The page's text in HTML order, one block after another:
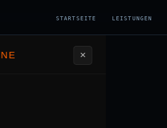
STARTSEITE LEISTUNGEN
✕